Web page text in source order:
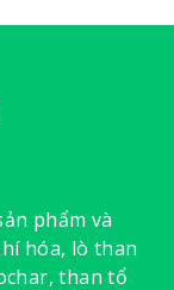
phẩm và
hóa, lò than
than tổ